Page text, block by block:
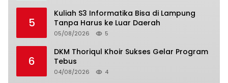
5
Kuliah S3 Informatika Bisa di Lampung
Tanpa Harus ke Luar Daerah
05/08/2026 5
6
DKM Thoriqul Khoir Sukses Gelar Program
Tebus
04/08/2026 4